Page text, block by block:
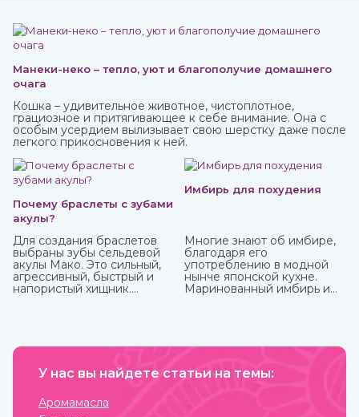
Манеки-неко – тепло, уют и благополучие домашнего
очага
Кошка – удивительное животное, чистоплотное,
грациозное и притягивающее к себе внимание. Она с
особым усердием вылизывает свою шерстку даже после
легкого прикосновения к ней.
Почему браслеты с зубами
акулы?
Для создания браслетов
выбраны зубы сельдевой
акулы Мако. Это сильный,
агрессивный, быстрый и
напористый хищник.
м. Жители Океании
ее зубами обеспечивают
Имбирь для похудения
Многие знают об имбире,
благодаря его
употреблению в модной
нынче японской кухне.
Маринованный имбирь и
больше всего полезных
больше пользы.
У нас вы найдете статьи на темы:
Аромамасла